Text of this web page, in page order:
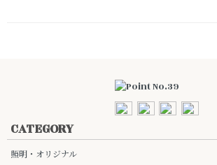
CATEGORY
照明・オリジナル